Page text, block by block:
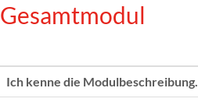
Gesamtmodul
Ich kenne die Modulbeschreibung.